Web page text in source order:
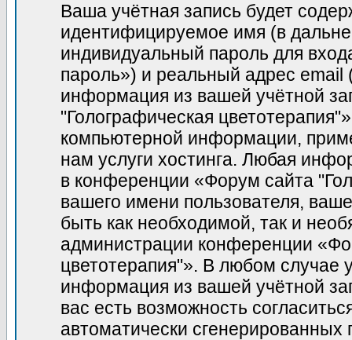
Ваша учётная запись будет
идентифицируемое имя (в
индивидуальный пароль для
пароль») и реальный адрес
информация из вашей учётной
"Голографическая
компьютерной информации,
нам услуги хостинга. Любая
в конференции «Форум сайта
вашего имени пользователя,
быть как необходимой, так и
администрации конференции
цветотерапия"». В любом случае
информация из вашей учётной
вас есть возможность
автоматически